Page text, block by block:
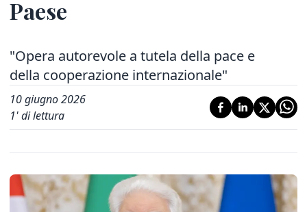
Paese
"Opera autorevole a tutela della pace e
della cooperazione internazionale"
10 giugno 2026
1' di lettura